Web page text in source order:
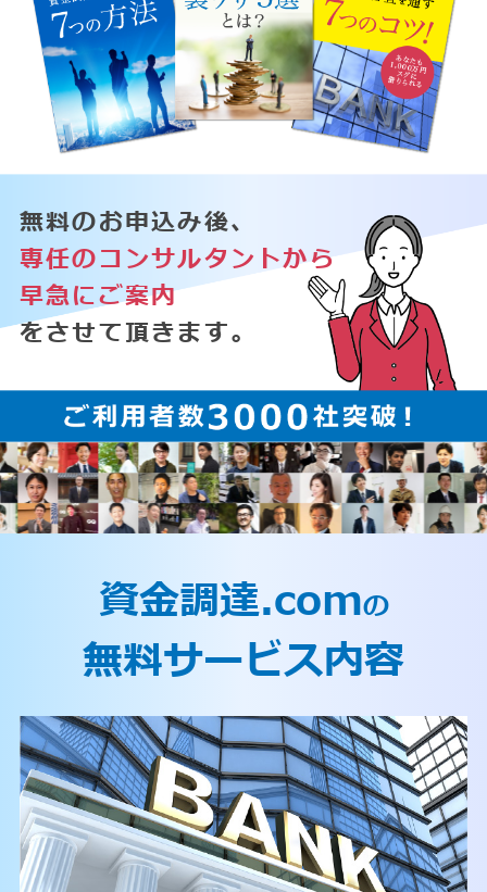
無料のお申込み後、
専任のコンサルタントから
早急にご案内
をさせて頂きます。
資金調達.comの
無料サービス内容